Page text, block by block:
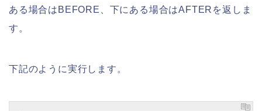
ある場合はBEFORE、下にある場合はAFTERを返しま
す。
下記のように実行します。